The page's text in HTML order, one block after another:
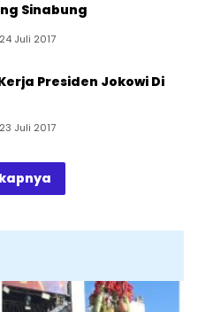
Sinabung
24 Juli 2017
Presiden Jokowi Di
23 Juli 2017